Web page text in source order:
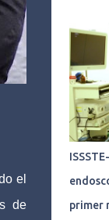
el
de
primer